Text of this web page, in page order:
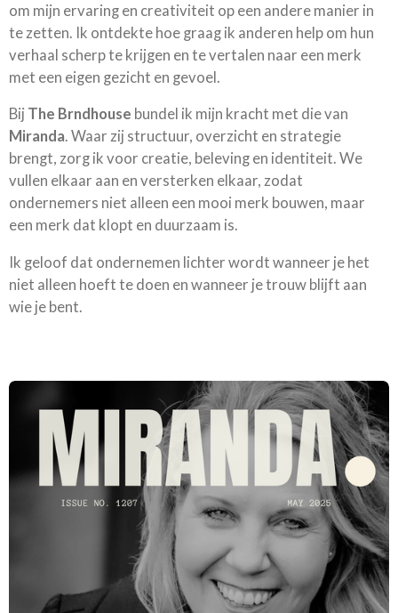
om mijn ervaring en creativiteit op een andere manier in
te zetten. Ik ontdekte hoe graag ik anderen help om hun
verhaal scherp te krijgen en te vertalen naar een merk
met een eigen gezicht en gevoel.
Bij The Brndhouse bundel ik mijn kracht met die van
Miranda. Waar zij structuur, overzicht en strategie
brengt, zorg ik voor creatie, beleving en identiteit. We
vullen elkaar aan en versterken elkaar, zodat
ondernemers niet alleen een mooi merk bouwen, maar
een merk dat klopt en duurzaam is.
Ik geloof dat ondernemen lichter wordt wanneer je het
niet alleen hoeft te doen en wanneer je trouw blijft aan
wie je bent.